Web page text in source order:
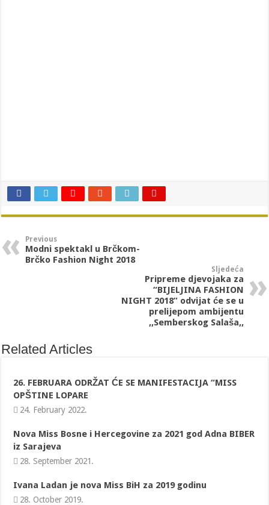
Previous
Modni spektakl u Brčkom-
Brčko Fashion Night 2018
Sljedeća
Pripreme djevojaka za
“BIJELJINA FASHION
NIGHT 2018” odvijat će se u
prelijepom ambijentu
,,Semberskog Salaša,,
Related Articles
26. FEBRUARA ODRŽAT ĆE SE MANIFESTACIJA “MISS
OPŠTINE LOPARE
24. February 2022.
Nova Miss Bosne i Hercegovine za 2021 god Adna BIBER
iz Sarajeva
28. September 2021.
Ivana Ladan je nova Miss BiH za 2019 godinu
28. October 2019.